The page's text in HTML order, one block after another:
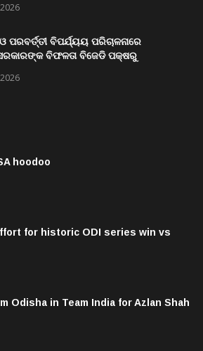
ପରବର୍ତ୍ତୀ ବିପର୍ଯ୍ୟୟ ପରିଚାଳନାରେ
ବିଫଳତା ବିଜେଡି ପକ୍ଷରୁ
hoodoo
for historic ODI series win vs
Odisha in Team India for Azlan Shah